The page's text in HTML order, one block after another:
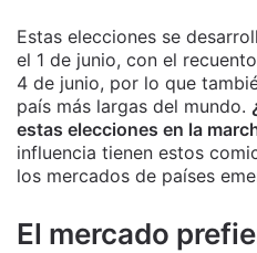
Estas elecciones se
el 1 de junio, con el
4 de junio, por lo que
país más largas del mundo.
estas elecciones en la
influencia tienen estos
los mercados de países
El mercado